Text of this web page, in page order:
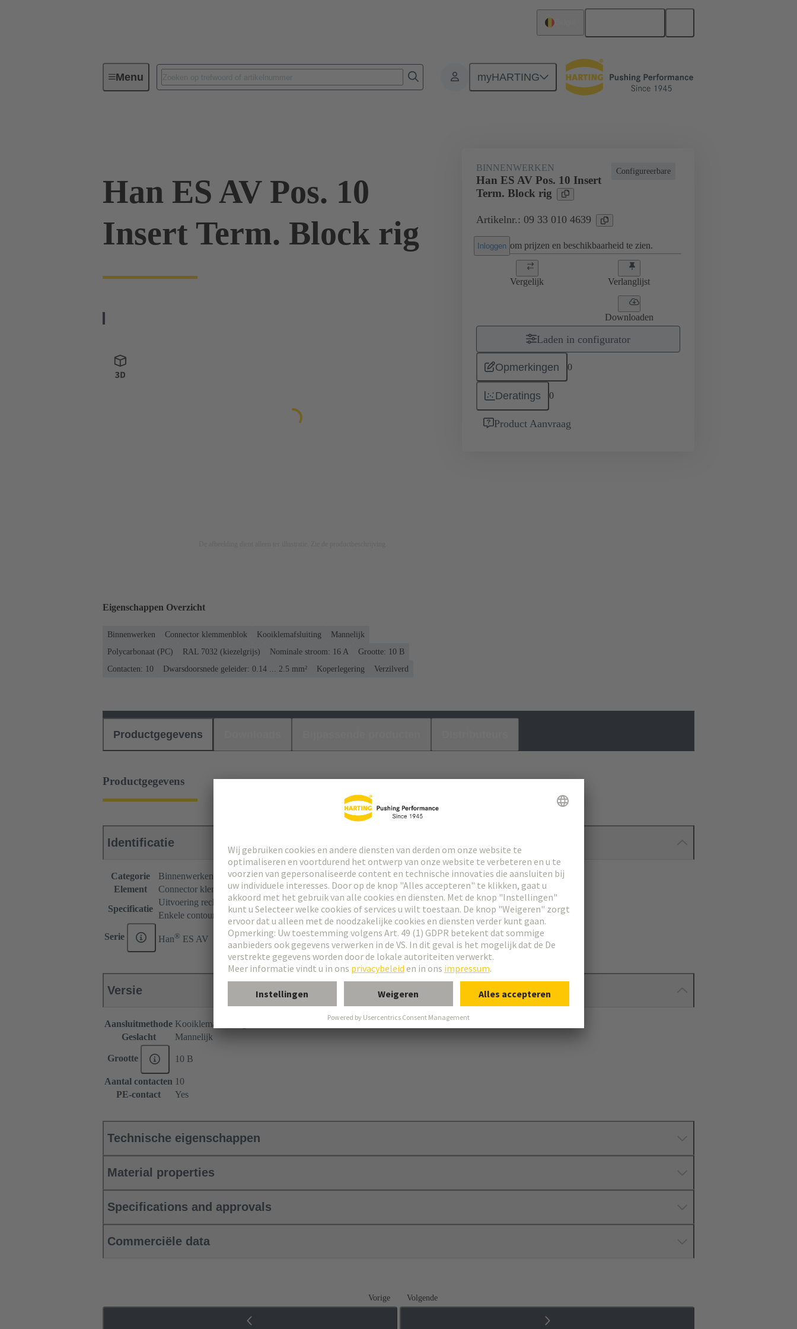
Menu myHARTING
Industriële connectoren/Han® binnenwerkenMonoblok-binnenwerken Speciale toepassingen
Han ES AV Pos. 10
Insert Term. Block rig
Configureerbare
BINNENWERKEN
Han ES AV Pos. 10 Insert
Term. Block rig
Artikelnr.: 09 33 010 4639
Inloggen om prijzen en beschikbaarheid te zien.
Vergelijk Verlanglijst
Downloaden
Laden in configurator
Opmerkingen 0
Deratings 0
Product Aanvraag
Eigenschappen Overzicht
Binnenwerken Connector klemmenblok Kooiklemafsluiting
Mannelijk
Polycarbonaat (PC)
RAL 7032 (kiezelgrijs) Nominale stroom: ‌16 A
Grootte: 10 B
Contacten: 10
Dwarsdoorsnede geleider: 0.14 ... 2.5 mm² Koperlegering Verzilverd
Productgegevens
Productgegevens
Identificatie
Categorie
Binnenwerken
Element
Connector klemmenblok
Specificatie
Uitvoering rechtshandig
Enkele contour (SK)
Serie Han® ES AV
Versie
Aansluitmethode Kooiklemafsluiting
Geslacht
Mannelijk
Grootte 10 B
Aantal contacten 10
PE-contact
Yes
Technische eigenschappen
Material properties
Specifications and approvals
Commerciële data
Vorige Volgende